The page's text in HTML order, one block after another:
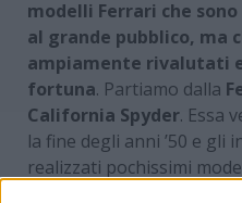
modelli Ferrari che
al grande pubblico, ma
ampiamente rivalutati
fortuna. Partiamo dalla
California Spyder. Essa
la fine degli anni ’50 e gli
realizzati pochissimi